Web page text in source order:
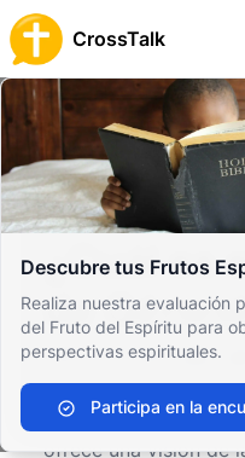
CrossTalk
Descubre tus Frutos
Realiza nuestra evaluación
del Fruto del Espíritu para
perspectivas espirituales.
Participa en la
Inicio
Archivo de Preguntas
Antiguo Testamento
El Pentateuco (o Torá)
¿Cuál es el
¿Cuál es
de
1 0 689
Génesis 18:19es un
ofrece una visión de